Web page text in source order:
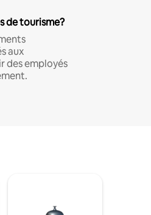
de tourisme?
aux
des employés